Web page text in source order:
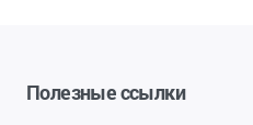
Полезные ссылки